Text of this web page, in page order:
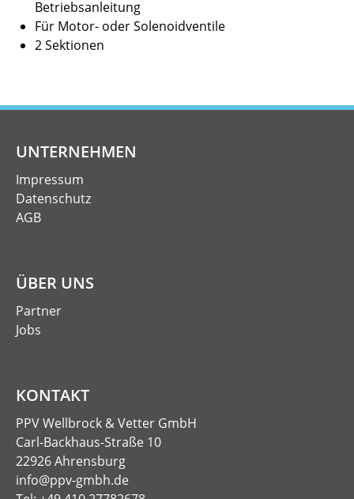
Betriebsanleitung
Für Motor- oder Solenoidventile
2 Sektionen
UNTERNEHMEN
Impressum
Datenschutz
AGB
ÜBER UNS
Partner
Jobs
KONTAKT
PPV Wellbrock & Vetter GmbH
Carl-Backhaus-Straße 10
22926 Ahrensburg
info@ppv-gmbh.de